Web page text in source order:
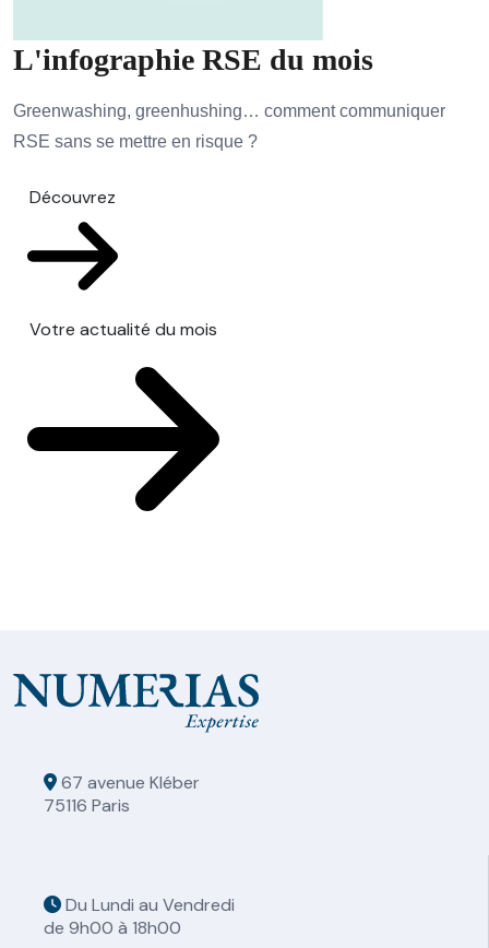
L'infographie RSE du mois
Greenwashing, greenhushing… comment communiquer
RSE sans se mettre en risque ?
Découvrez
Votre actualité du mois
67 avenue Kléber
75116 Paris
Du Lundi au Vendredi
de 9h00 à 18h00